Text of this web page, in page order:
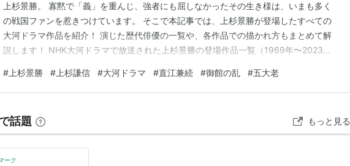
上杉景勝。 寡黙で「義」を重んじ、強者にも屈しなかったその生き様は、いまも多く
の戦国ファンを惹きつけています。 そこで本記事では、上杉景勝が登場したすべての
大河ドラマ作品を紹介！ 演じた歴代俳優の一覧や、各作品での描かれ方もまとめて解
説します！ NHK大河ドラマで放送された上杉景勝の登場作品一覧（1969年〜2023
優 上杉景勝を1度だけ演じた俳優一覧 幼少期・青年期で俳優が分かれるケース 俳優ご
との起用傾向と演技スタイル 上杉景勝が主…
# 上杉景勝 # 上杉謙信 #大河ドラマ #直江兼続 #御館の乱 #五大老
話題 もっと見る
ーク